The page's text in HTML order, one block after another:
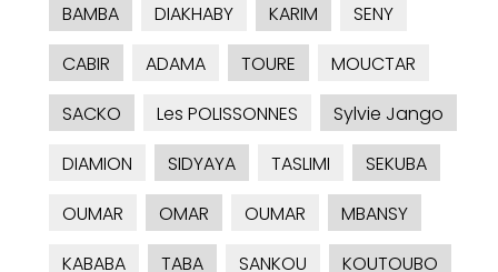
BAMBA
DIAKHABY KARIM
SENY
CABIR
ADAMA TOURE
MOUCTAR
SACKO
Les POLISSONNES
Sylvie Jango
DIAMION
SIDYAYA TASLIMI
SEKUBA
OUMAR
OMAR OUMAR
MBANSY
KABABA
TABA SANKOU
KOUTOUBO